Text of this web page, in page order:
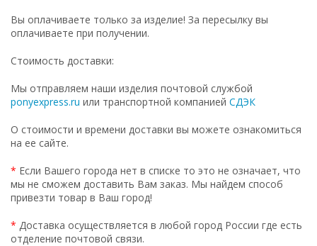
Вы оплачиваете только за изделие! За пересылку вы
оплачиваете при получении.
Стоимость доставки:
Мы отправляем наши изделия почтовой службой
ponyexpress.ru или транспортной компанией СДЭК
О стоимости и времени доставки вы можете ознакомиться
на ее сайте.
* Если Вашего города нет в списке то это не означает, что
мы не сможем доставить Вам заказ. Мы найдем способ
привезти товар в Ваш город!
* Доставка осуществляется в любой город России где есть
отделение почтовой связи.